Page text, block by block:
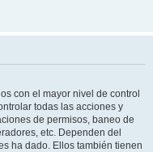
con el mayor nivel de control
todas las acciones y
de permisos, baneo de
etc. Dependen del
ha dado. Ellos también tienen